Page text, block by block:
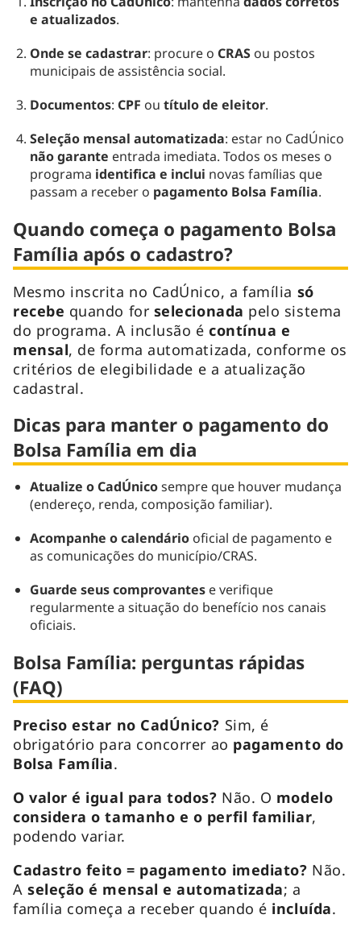
e atualizados.
Onde se cadastrar: procure o CRAS ou postos
municipais de assistência social.
Documentos: CPF ou título de eleitor.
Seleção mensal automatizada: estar no CadÚnico
não garante entrada imediata. Todos os meses o
programa identifica e inclui novas famílias que
passam a receber o pagamento Bolsa Família.
Quando começa o pagamento Bolsa
Família após o cadastro?
Mesmo inscrita no CadÚnico, a família só
recebe quando for selecionada pelo sistema
do programa. A inclusão écontínua e
mensal, de forma automatizada, conforme os
critérios de elegibilidade e a atualização
cadastral.
Dicas para manter o pagamento do
Bolsa Família em dia
Atualize o CadÚnicosempre que houver mudança
(endereço, renda, composição familiar).
Acompanhe o calendáriooficial de pagamento e
as comunicações do município/CRAS.
Guarde seus comprovantese verifique
regularmente a situação do benefício nos canais
oficiais.
Bolsa Família: perguntas rápidas
(FAQ)
Preciso estar no CadÚnico? Sim, é
obrigatório para concorrer ao pagamento do
Bolsa Família.
O valor é igual para todos? Não. O modelo
considera o tamanho e o perfil familiar,
podendo variar.
Cadastro feito = pagamento imediato? Não.
Aseleção é mensal e automatizada; a
família começa a receber quando é incluída.